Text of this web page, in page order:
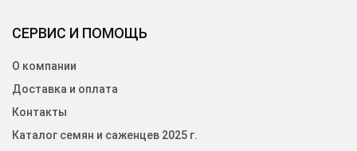
СЕРВИС И ПОМОЩЬ
О компании
Доставка и оплата
Контакты
Каталог семян и саженцев 2025 г.